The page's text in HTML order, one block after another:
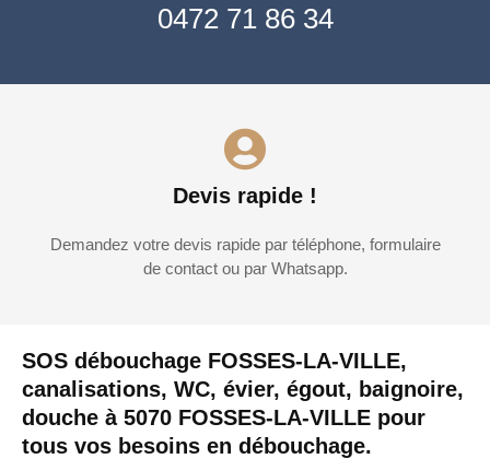
SOS débouchage FOSSES-LA-VILLE,
canalisations, WC, évier, égout, baignoire,
douche à 5070 FOSSES-LA-VILLE pour
tous vos besoins en débouchage.
0472 71 86 34
Devis rapide !
Demandez votre devis rapide par téléphone, formulaire
de contact ou par Whatsapp.